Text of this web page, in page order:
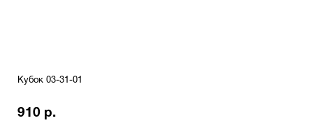
Кубок 03-31-01
910 р.